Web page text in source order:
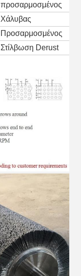
προσαρμοσμένος
Χάλυβας
Προσαρμοσμένος
Στίλβωση Derust